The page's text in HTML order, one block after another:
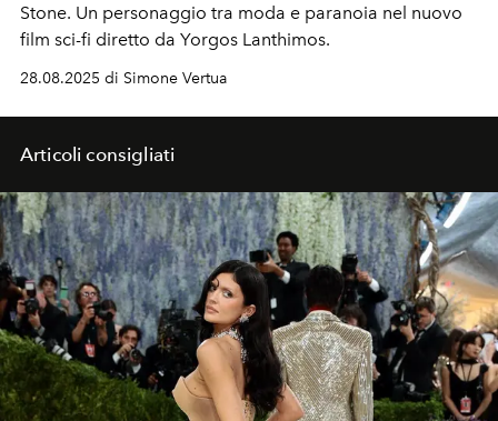
Stone. Un personaggio tra moda e paranoia nel nuovo
film sci-fi diretto da Yorgos Lanthimos.
28.08.2025 di Simone Vertua
Articoli consigliati